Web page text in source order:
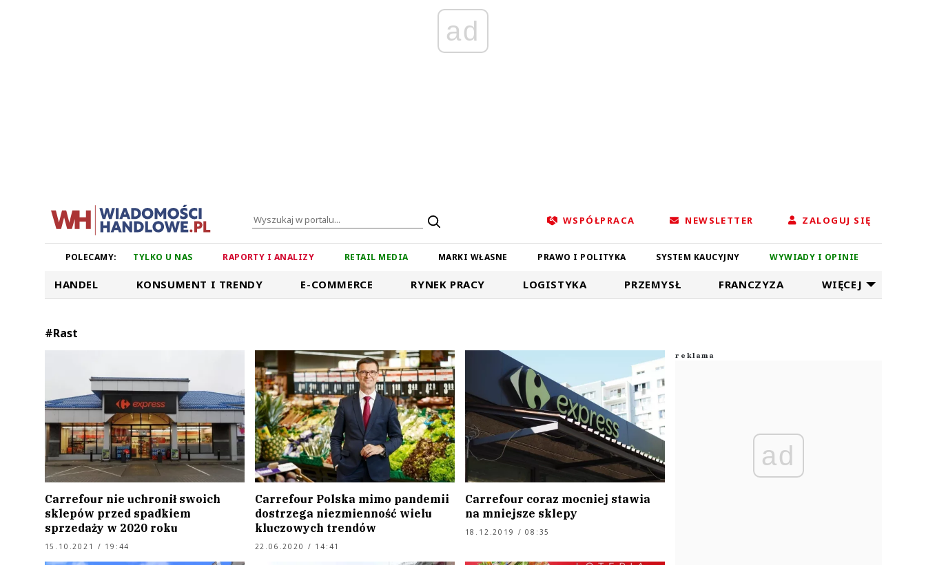
ad
WSPÓŁPRACA NEWSLETTER ZALOGUJ SIĘ
POLECAMY: TYLKO U NAS RAPORTY I ANALIZY RETAIL MEDIA MARKI WŁASNE PRAWO I POLITYKA SYSTEM KAUCYJNY WYWIADY I OPINIE
HANDEL KONSUMENT I TRENDY E-COMMERCE RYNEK PRACY LOGISTYKA PRZEMYSŁ FRANCZYZA WIĘCEJ
#Rast
Carrefour nie uchronił swoich
sklepów przed spadkiem
sprzedaży w 2020 roku
15.10.2021 / 19:44
Carrefour Polska mimo pandemii
dostrzega niezmienność wielu
kluczowych trendów
22.06.2020 / 14:41
Carrefour coraz mocniej stawia
na mniejsze sklepy
18.12.2019 / 08:35
ad